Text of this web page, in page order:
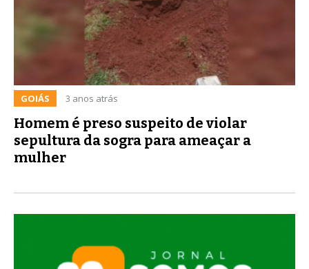
GOIÁS 3 anos atrás
Homem é preso suspeito de violar
sepultura da sogra para ameaçar a
mulher